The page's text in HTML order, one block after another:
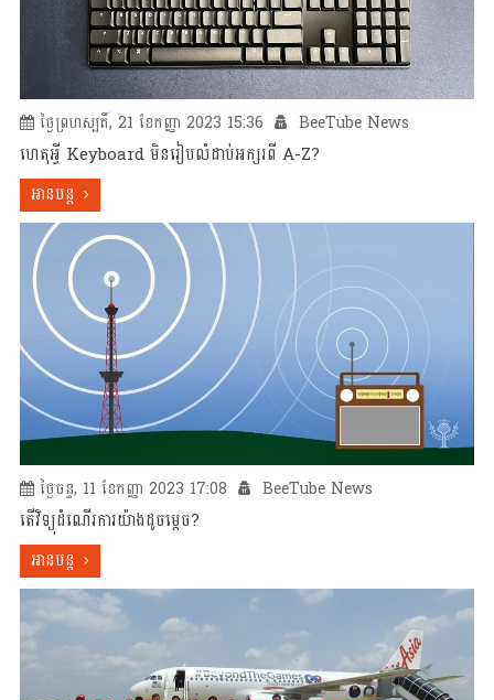
ថ្ងៃព្រហស្បតិ៍, 21 ខែកញ្ញា 2023 15:36 BeeTube News
ហេតុអ្វី Keyboard មិនរៀបលំដាប់អក្សរពី A-Z?
អានបន្ត
ថ្ងៃចន្ទ, 11 ខែកញ្ញា 2023 17:08 BeeTube News
តើវិទ្យុដំណើរការយ៉ាងដូចម្តេច?
អានបន្ត